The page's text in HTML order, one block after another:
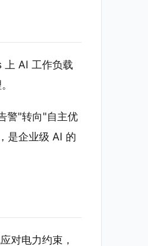
AI 工作负载
警"转向"自主优
是企业级 AI 的
对电力约束，